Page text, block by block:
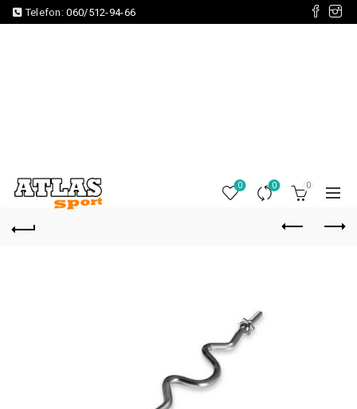
Telefon:060/512-94-66
0 0 0